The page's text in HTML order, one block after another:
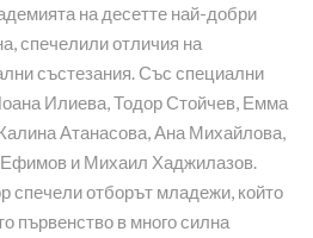
на десетте най-добри
спечелили отличия на
състезания. Със специални
Илиева, Тодор Стойчев, Емма
Атанасова, Ана Михайлова,
и Михаил Хаджилазов.
спечели отборът младежи, който
първенство в много силна